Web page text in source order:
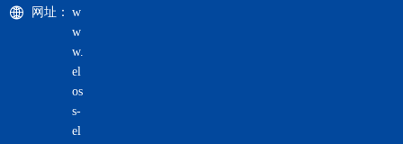
网址： w
w
w.
el
os
s-
el